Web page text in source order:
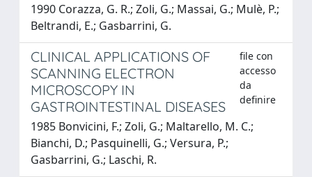
1990 Corazza, G. R.; Zoli, G.; Massai, G.; Mulè, P.;
Beltrandi, E.; Gasbarrini, G.
CLINICAL APPLICATIONS OF
SCANNING ELECTRON
MICROSCOPY IN
GASTROINTESTINAL DISEASES
file con
accesso
da
definire
1985 Bonvicini, F.; Zoli, G.; Maltarello, M. C.;
Bianchi, D.; Pasquinelli, G.; Versura, P.;
Gasbarrini, G.; Laschi, R.